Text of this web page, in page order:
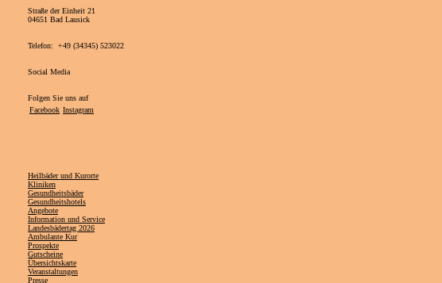
Straße der Einheit 21
04651 Bad Lausick
Telefon: +49 (34345) 523022
Social Media
Folgen Sie uns auf
Facebook Instagram
Heilbäder und Kurorte
Kliniken
Gesundheitsbäder
Gesundheitshotels
Angebote
Information und Service
Landesbädertag 2026
Ambulante Kur
Prospekte
Gutscheine
Übersichtskarte
Veranstaltungen
Presse